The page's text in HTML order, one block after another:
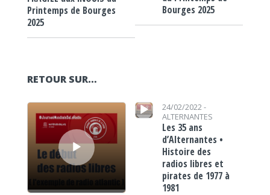
Printemps de Bourges
2025
Bourges 2025
RETOUR SUR…
Lecteur audio
Lecteur audio
24/02/2022 -
ALTERNANTES
Les 35 ans
d’Alternantes •
Histoire des
radios libres et
pirates de 1977 à
1981